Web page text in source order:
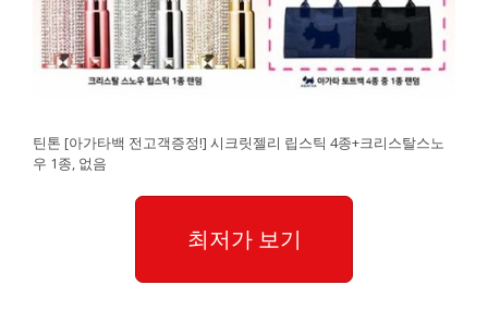
틴톤 [아가타백 전고객증정!] 시크릿젤리 립스틱 4종+크리스탈스노
우 1종, 없음
최저가 보기